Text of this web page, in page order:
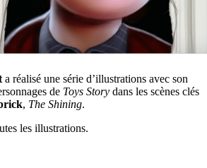
a réalisé une série d’illustrations avec son
de Toys Story dans les scènes clés
, The Shining.
les illustrations.